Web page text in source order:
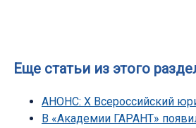
Еще статьи из этого
АНОНС: Х Всероссийский
В «Академии ГАРАНТ»